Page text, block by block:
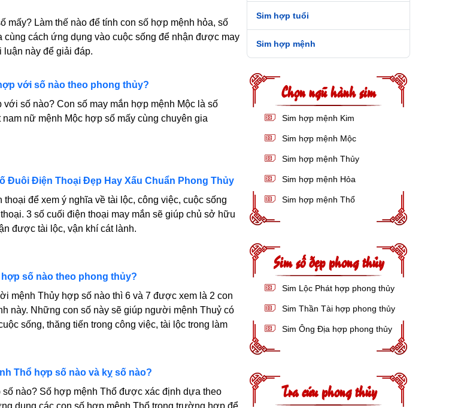
mấy? Làm thế nào để tính con số hợp mệnh hỏa, số
cùng cách ứng dụng vào cuộc sống để nhận được may
luận này để giải đáp.
với số nào theo phong thủy?
số nào? Con số may mắn hợp mệnh Mộc là số
nữ mệnh Mộc hợp số mấy cùng chuyên gia
Đuôi Điện Thoại Đẹp Hay Xấu Chuẩn Phong Thủy
thoại để xem ý nghĩa về tài lộc, công việc, cuộc sống
3 số cuối điện thoại may mắn sẽ giúp chủ sở hữu
được tài lộc, vận khí cát lành.
số nào theo phong thủy?
mệnh Thủy hợp số nào thì 6 và 7 được xem là 2 con
này. Những con số này sẽ giúp người mệnh Thuỷ có
sống, thăng tiến trong công việc, tài lộc trong làm
Thổ hợp số nào và kỵ số nào?
nào? Số hợp mệnh Thổ được xác định dựa theo
dụng các con số hợp mệnh Thổ trong trường hợp để
Sim hợp tuổi
Sim hợp mệnh
Chọn ngũ hành sim
Sim hợp mệnh Kim
Sim hợp mệnh Mộc
Sim hợp mệnh Thủy
Sim hợp mệnh Hỏa
Sim hợp mệnh Thổ
Sim số đẹp phong thủy
Sim Lộc Phát hợp phong thủy
Sim Thần Tài hợp phong thủy
Sim Ông Địa hợp phong thủy
Tra cứu phong thủy